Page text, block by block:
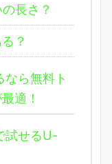
長さ？
？
なら無料ト
適！
試せるU-